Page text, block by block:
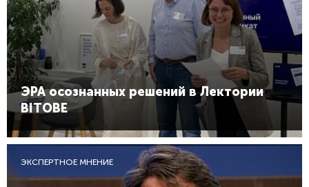
ЭРА осознанных решений в Лектории
BITOBE
ЭКСПЕРТНОЕ МНЕНИЕ